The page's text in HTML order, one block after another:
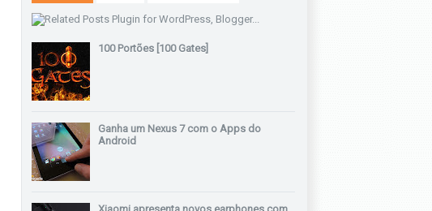
100 Portões [100 Gates]
Ganha um Nexus 7 com o Apps do
Android